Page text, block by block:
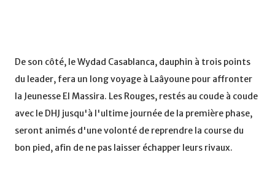
De son côté, le Wydad Casablanca, dauphin à trois points
du leader, fera un long voyage à Laâyoune pour affronter
la Jeunesse El Massira. Les Rouges, restés au coude à coude
avec le DHJ jusqu'à l'ultime journée de la première phase,
seront animés d'une volonté de reprendre la course du
bon pied, afin de ne pas laisser échapper leurs rivaux.